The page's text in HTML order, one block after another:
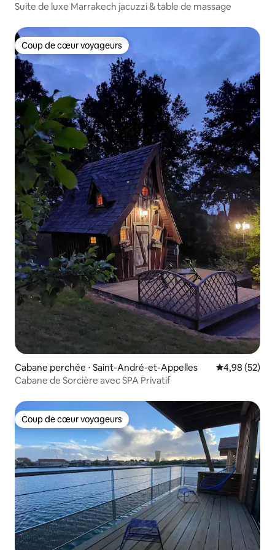
Suite de luxe Marrakech jacuzzi & table de massage
Coup de cœur voyageurs
Coup de cœur voyageurs
Cabane perchée ⋅ Saint-André-et-Appelles Évaluation
4,98 (52)
Cabane de Sorcière avec SPA Privatif
Coup de cœur voyageurs
Coup de cœur voyageurs